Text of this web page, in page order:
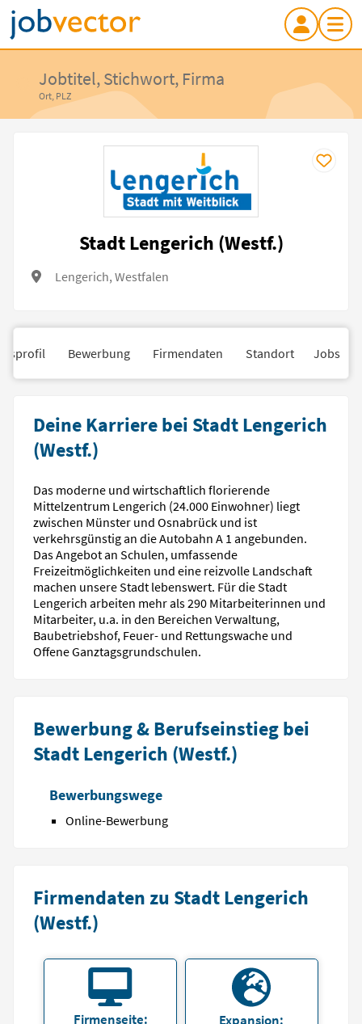
Jobtitel, Stichwort, Firma
Ort, PLZ
Stadt Lengerich (Westf.)
Lengerich, Westfalen
Bewerbung Firmendaten Standort Jobs
Deine Karriere bei Stadt Lengerich
(Westf.)
Das moderne und wirtschaftlich florierende
Mittelzentrum Lengerich (24.000 Einwohner) liegt
zwischen Münster und Osnabrück und ist
verkehrsgünstig an die Autobahn A 1 angebunden.
Das Angebot an Schulen, umfassende
Freizeitmöglichkeiten und eine reizvolle Landschaft
machen unsere Stadt lebenswert. Für die Stadt
Lengerich arbeiten mehr als 290 Mitarbeiterinnen und
Mitarbeiter, u.a. in den Bereichen Verwaltung,
Baubetriebshof, Feuer- und Rettungswache und
Offene Ganztagsgrundschulen.
Bewerbung & Berufseinstieg bei
Stadt Lengerich (Westf.)
Bewerbungswege
Online-Bewerbung
Firmendaten zu Stadt Lengerich
(Westf.)
Firmenseite: Expansion: